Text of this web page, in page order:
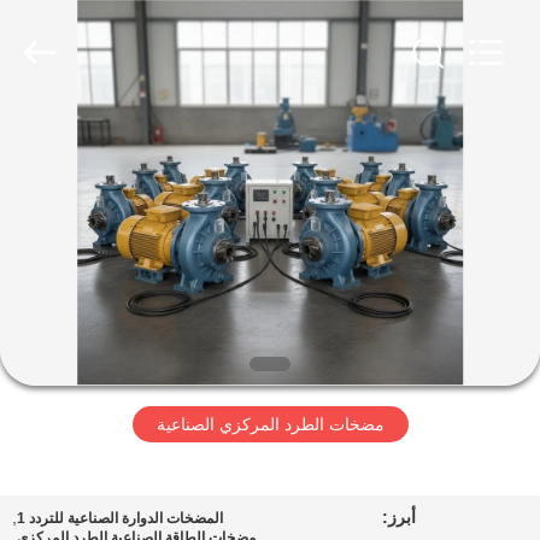
مسكن
منتجات
معلومات
جولة
مضخات الطرد المركزي الصناعية
أبرز: المضخات الدوارة الصناعية للتردد 1 ,